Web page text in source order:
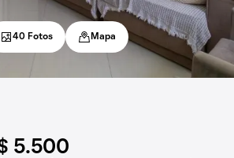
5.500
40 Fotos Mapa